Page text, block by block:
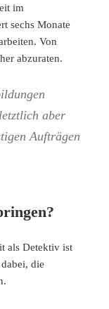
im
sechs Monate
Von
abzuraten.
aber
Aufträgen
als Detektiv ist
die